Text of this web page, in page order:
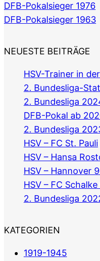
DFB-Pokalsieger 1976
DFB-Pokalsieger 1963
NEUESTE BEITRÄGE
HSV-Trainer in
2. Bundesliga-
2. Bundesliga
DFB-Pokal ab
2. Bundesliga
HSV – FC St. Pauli
HSV – Hansa
HSV – Hannover
HSV – FC
2. Bundesliga
KATEGORIEN
1919-1945